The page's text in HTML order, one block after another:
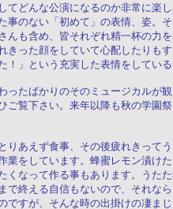
どんな公演になるのか非常に楽
のない「初めて」の表情、姿。
も含め、皆それぞれ精一杯の力
った顔をしていて心配したりも
」という充実した表情をしてい
たばかりのそのミュージカルが
覧下さい。来年以降も秋の学園
あえず食事、その後疲れきって
をしています。蜂蜜レモン漬け
なって作る事もあります。うた
終える自信もないので、それな
すが、そんな時の出掛けの凄ま